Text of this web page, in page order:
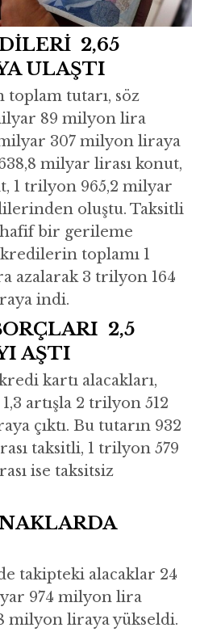
2,65
ULAŞTI
tutarı, söz
89 milyon lira
307 milyon liraya
milyar lirası konut,
1 trilyon 965,2 milyar
oluştu. Taksitli
bir gerileme
kredilerin toplamı 1
azalarak 3 trilyon 164
indi.
2,5
AŞTI
kartı alacakları,
artışla 2 trilyon 512
çıktı. Bu tutarın 932
taksitli, 1 trilyon 579
ise taksitsiz
takipteki alacaklar 24
974 milyon lira
milyon liraya yükseldi.